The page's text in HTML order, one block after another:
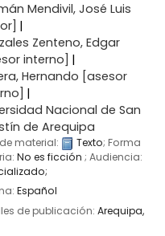
Mendivil, José Luis
Zenteno, Edgar
interno]
Hernando [asesor
Nacional de San
de Arequipa
material: Texto; Forma
No es ficción ; Audiencia:
Español
de publicación: Arequipa,